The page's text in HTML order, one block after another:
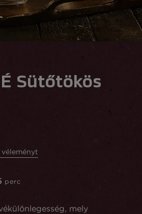
Sütőtökös
véleményt
perc
mely